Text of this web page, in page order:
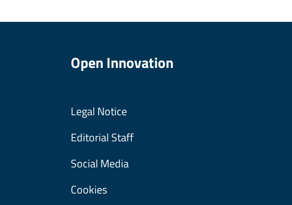
Open Innovation
Legal Notice
Editorial Staff
Social Media
Cookies